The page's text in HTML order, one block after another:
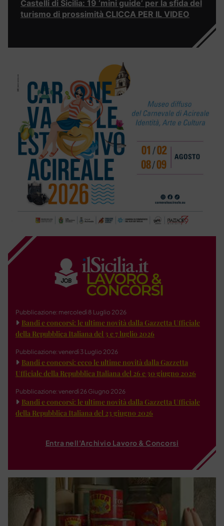
Castelli di Sicilia: 19 ‘mini guide’ per la sfida del
turismo di prossimità CLICCA PER IL VIDEO
Pubblicazione: mercoledì 8 Luglio 2026
Bandi e concorsi: le ultime novità dalla Gazzetta Ufficiale
della Repubblica Italiana del 3 e 7 luglio 2026
Pubblicazione: venerdì 3 Luglio 2026
Bandi e concorsi: ecco le ultime novità dalla Gazzetta
Ufficiale della Repubblica Italiana del 26 e 30 giugno 2026
Pubblicazione: venerdì 26 Giugno 2026
Bandi e concorsi: le ultime novità dalla Gazzetta Ufficiale
della Repubblica Italiana del 23 giugno 2026
Entra nell'Archivio Lavoro & Concorsi